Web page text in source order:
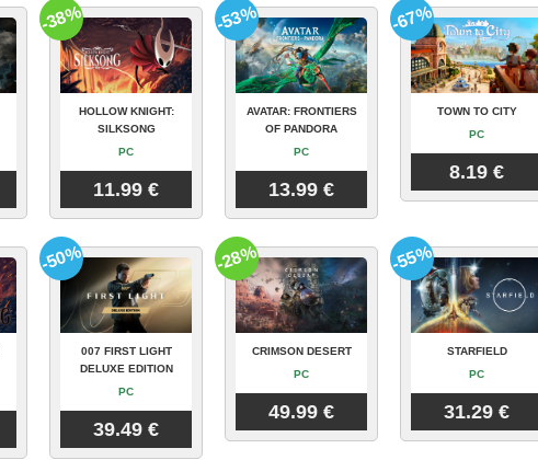
HOLLOW KNIGHT:
SILKSONG
PC
11.99 €
-38%
AVATAR: FRONTIERS
OF PANDORA
PC
13.99 €
-53%
TOWN TO CITY
PC
8.19 €
-67%
007 FIRST LIGHT
DELUXE EDITION
PC
39.49 €
-50%
CRIMSON DESERT
PC
49.99 €
-28%
STARFIELD
PC
31.29 €
-55%